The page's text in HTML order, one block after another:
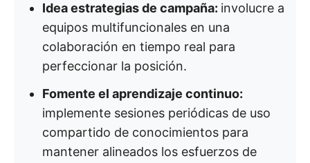
Idea estrategias de campaña: involucre a
equipos multifuncionales en una
colaboración en tiempo real para
perfeccionar la posición.
Fomente el aprendizaje continuo:
implemente sesiones periódicas de uso
compartido de conocimientos para
mantener alineados los esfuerzos de